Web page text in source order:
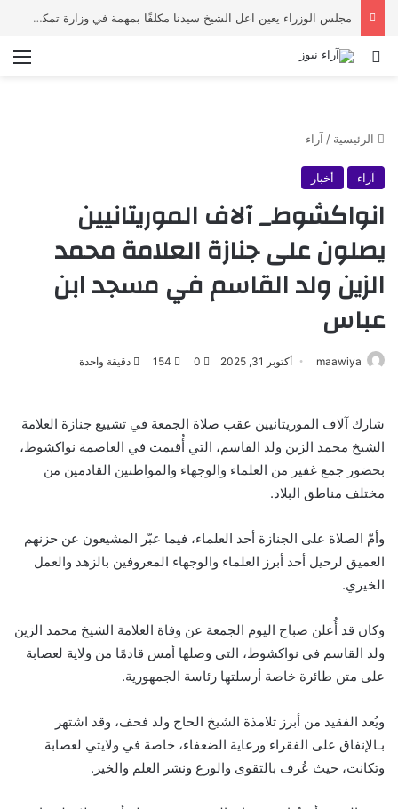
مجلس الوزراء يعين اعل الشيخ سيدنا مكلفًا بمهمة في وزارة تمكين الشباب
بحث عن
الرئيسية / آراء
آراء أخبار
انواكشوط_ آلاف الموريتانيين
يصلون على جنازة العلامة محمد
الزين ولد القاسم في مسجد ابن
عباس
maawiya أكتوبر 31, 2025 0
154 دقيقة واحدة
شارك آلاف الموريتانيين عقب صلاة الجمعة في تشييع جنازة العلامة
الشيخ محمد الزين ولد القاسم، التي أُقيمت في العاصمة نواكشوط،
بحضور جمع غفير من العلماء والوجهاء والمواطنين القادمين من
مختلف مناطق البلاد.
وأمّ الصلاة على الجنازة أحد العلماء، فيما عبّر المشيعون عن حزنهم
العميق لرحيل أحد أبرز العلماء والوجهاء المعروفين بالزهد والعمل
الخيري.
وكان قد أُعلن صباح اليوم الجمعة عن وفاة العلامة الشيخ محمد الزين
ولد القاسم في نواكشوط، التي وصلها أمس قادمًا من ولاية لعصابة
على متن طائرة خاصة أرسلتها رئاسة الجمهورية.
ويُعد الفقيد من أبرز تلامذة الشيخ الحاج ولد فحف، وقد اشتهر
بـالإنفاق على الفقراء ورعاية الضعفاء، خاصة في ولايتي لعصابة
وتكانت، حيث عُرف بالتقوى والورع ونشر العلم والخير.